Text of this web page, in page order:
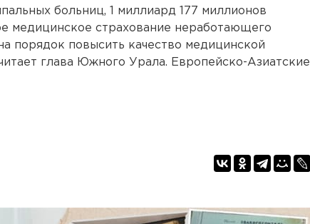
больниц, 1 миллиард 177 миллионов
медицинское страхование неработающего
порядок повысить качество медицинской
глава Южного Урала. Европейско-Азиатские